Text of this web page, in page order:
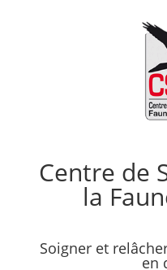
Centre de
la
Soigner et
en